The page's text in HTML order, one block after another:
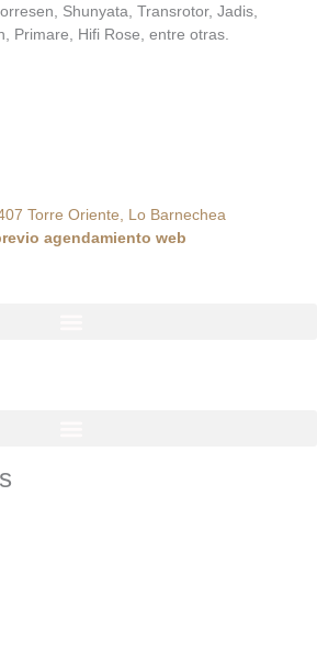
Shunyata, Transrotor, Jadis,
Primare, Hifi Rose, entre otras.
Torre Oriente, Lo Barnechea
agendamiento web